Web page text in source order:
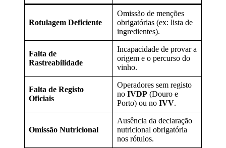
Rotulagem Deficiente
Omissão de menções
obrigatórias (ex: lista de
ingredientes).
Falta de
Rastreabilidade
Incapacidade de provar a
origem e o percurso do
vinho.
Falta de Registo
Oficiais
Operadores sem registo
no IVDP (Douro e
Porto) ou no IVV.
Omissão Nutricional
Ausência da declaração
nutricional obrigatória
nos rótulos.